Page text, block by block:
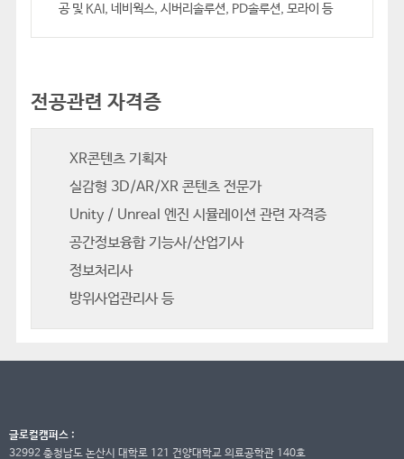
공 및 KAI, 네비웍스, 시버리솔루션, PD솔루션, 모라이 등
전공관련 자격증
XR콘텐츠 기획자
실감형 3D/AR/XR 콘텐츠 전문가
Unity / Unreal 엔진 시뮬레이션 관련 자격증
공간정보융합 기능사/산업기사
정보처리사
방위사업관리사 등
글로컬캠퍼스 :
32992 충청남도 논산시 대학로 121 건양대학교 의료공학관 140호